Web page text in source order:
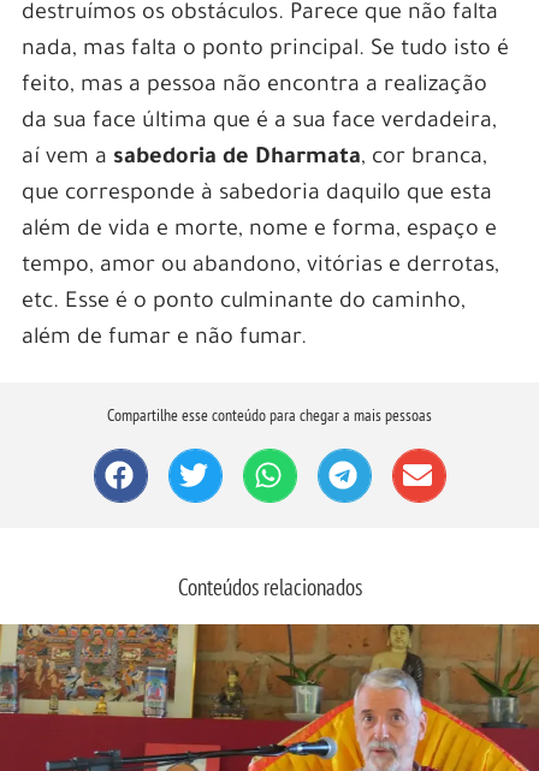
destruímos os obstáculos. Parece que não falta
nada, mas falta o ponto principal. Se tudo isto é
feito, mas a pessoa não encontra a realização
da sua face última que é a sua face verdadeira,
aí vem a sabedoria de Dharmata, cor branca,
que corresponde à sabedoria daquilo que esta
além de vida e morte, nome e forma, espaço e
tempo, amor ou abandono, vitórias e derrotas,
etc. Esse é o ponto culminante do caminho,
além de fumar e não fumar.
Compartilhe esse conteúdo para chegar a mais pessoas
Conteúdos relacionados